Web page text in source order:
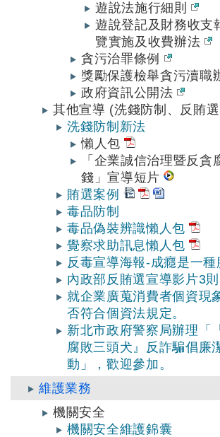
遊說法施行細則
遊說登記及財務收支
覽實施及收費辦法
貪污治罪條例
獎勵保護檢舉貪污瀆職
政府資訊公開法
其他宣導 (洗錢防制、反賄
洗錢防制新法
懶人包
「企業誠信治理暨反貪
錢」宣導短片
賄選案例
毒品防制
毒品偽裝辨識懶人包
覺察求助訊息懶人包
反毒宣導海報-成癮是一種
內政部反賄選宣導影片3則
就企業廣蒐消費者個資現
否符合個資法規定。
新北市政府警察局辦理「
腐敗三頭犬』反詐騙倡廉
動」，歡迎參加。
維護業務
機關安全
機關安全維護錦囊